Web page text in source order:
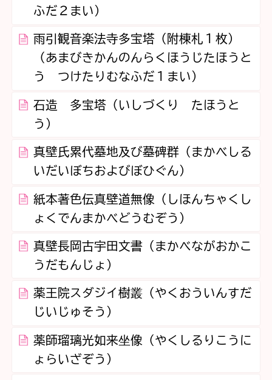
ふだ２まい）
雨引観音楽法寺多宝塔（附棟札１枚）
（あまびきかんのんらくほうじたほうと
う つけたりむなふだ１まい）
石造 多宝塔（いしづくり たほうと
う）
真壁氏累代墓地及び墓碑群（まかべしる
いだいぼちおよびぼひぐん）
紙本著色伝真壁道無像（しほんちゃくし
ょくでんまかべどうむぞう）
真壁長岡古宇田文書（まかべながおかこ
うだもんじょ）
薬王院スダジイ樹叢（やくおういんすだ
じいじゅそう）
薬師瑠璃光如来坐像（やくしるりこうに
ょらいざぞう）